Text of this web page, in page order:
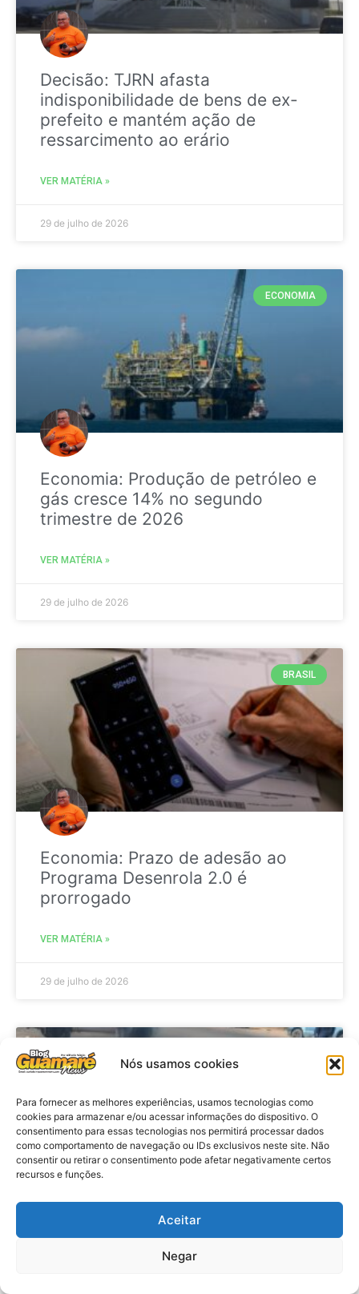
Nós usamos cookies
Para fornecer as melhores experiências, usamos tecnologias como
cookies para armazenar e/ou acessar informações do dispositivo. O
consentimento para essas tecnologias nos permitirá processar dados
como comportamento de navegação ou IDs exclusivos neste site. Não
consentir ou retirar o consentimento pode afetar negativamente certos
recursos e funções.
Aceitar
Negar
Decisão: TJRN afasta
indisponibilidade de bens de ex-
prefeito e mantém ação de
ressarcimento ao erário
VER MATÉRIA »
29 de julho de 2026
ECONOMIA
Economia: Produção de petróleo e
gás cresce 14% no segundo
trimestre de 2026
VER MATÉRIA »
29 de julho de 2026
BRASIL
Economia: Prazo de adesão ao
Programa Desenrola 2.0 é
prorrogado
VER MATÉRIA »
29 de julho de 2026
Acidente: A caminho do trabalho
professora se envolve em